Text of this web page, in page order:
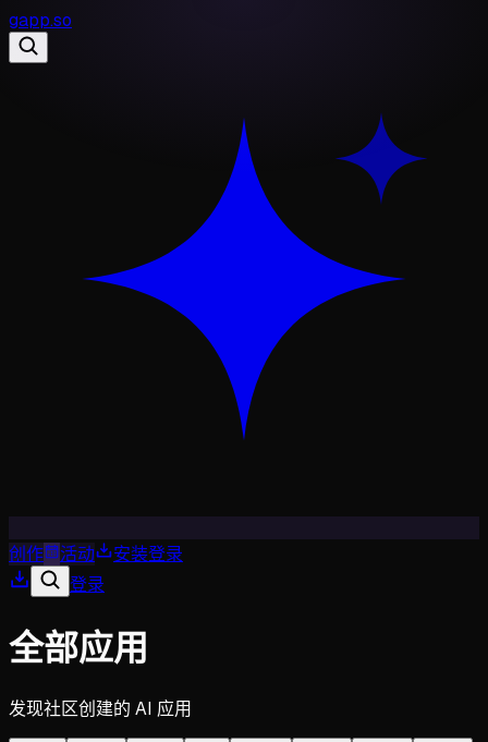
gapp.so
创作 活动 安装登录
登录
全部应用
发现社区创建的 AI 应用